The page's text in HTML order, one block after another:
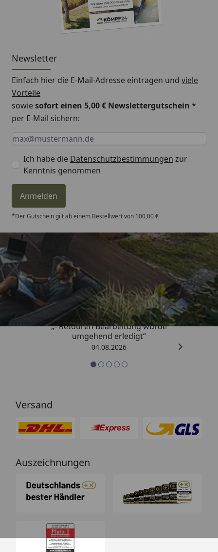
Newsletter
Einfach hier die E-Mail-Adresse eintragen und viele
Vorteile
sowiesofort einen 5,00 € Newslettergutschein *
per E-Mail sichern:
Keine Eingabe erforderlich
Eingabe erforderlich
E-Mail *
Ich habe die Datenschutzbestimmungen zur
Kenntnis genommen
Anmelden
*Der Gutschein gilt ab einem Bestellwert von 100,00 €
Trusted Shops
4,81/ 5
„- Retouren Bearbeitung wurde
umgehend erledigt“
04.08.2026
Versand
Auszeichnungen